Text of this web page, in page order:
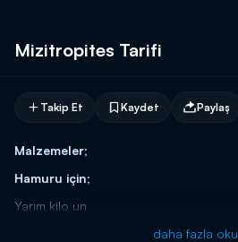
Mizitropites Tarifi
Takip Et Kaydet Paylaş
Malzemeler;
Hamuru için;
Yarım kilo un
daha fazla oku